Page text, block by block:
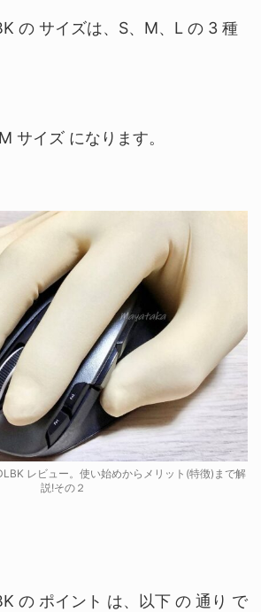
の サイズは、 S、M、L の 3 種
サイズ になります。
レビュー。使い始めからメリット(特徴)まで解
説!その２
の ポイント は、以下 の 通り で